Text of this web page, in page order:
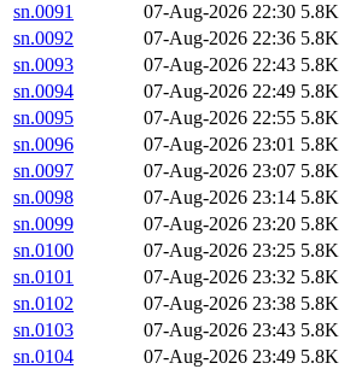
sn.0091
07-Aug-2026 22:30 5.8K
sn.0092
07-Aug-2026 22:36 5.8K
sn.0093
07-Aug-2026 22:43 5.8K
sn.0094
07-Aug-2026 22:49 5.8K
sn.0095
07-Aug-2026 22:55 5.8K
sn.0096
07-Aug-2026 23:01 5.8K
sn.0097
07-Aug-2026 23:07 5.8K
sn.0098
07-Aug-2026 23:14 5.8K
sn.0099
07-Aug-2026 23:20 5.8K
sn.0100
07-Aug-2026 23:25 5.8K
sn.0101
07-Aug-2026 23:32 5.8K
sn.0102
07-Aug-2026 23:38 5.8K
sn.0103
07-Aug-2026 23:43 5.8K
sn.0104
07-Aug-2026 23:49 5.8K